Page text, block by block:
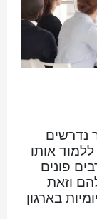
נדרשים
אותו
פונים
וזאת
בארגון